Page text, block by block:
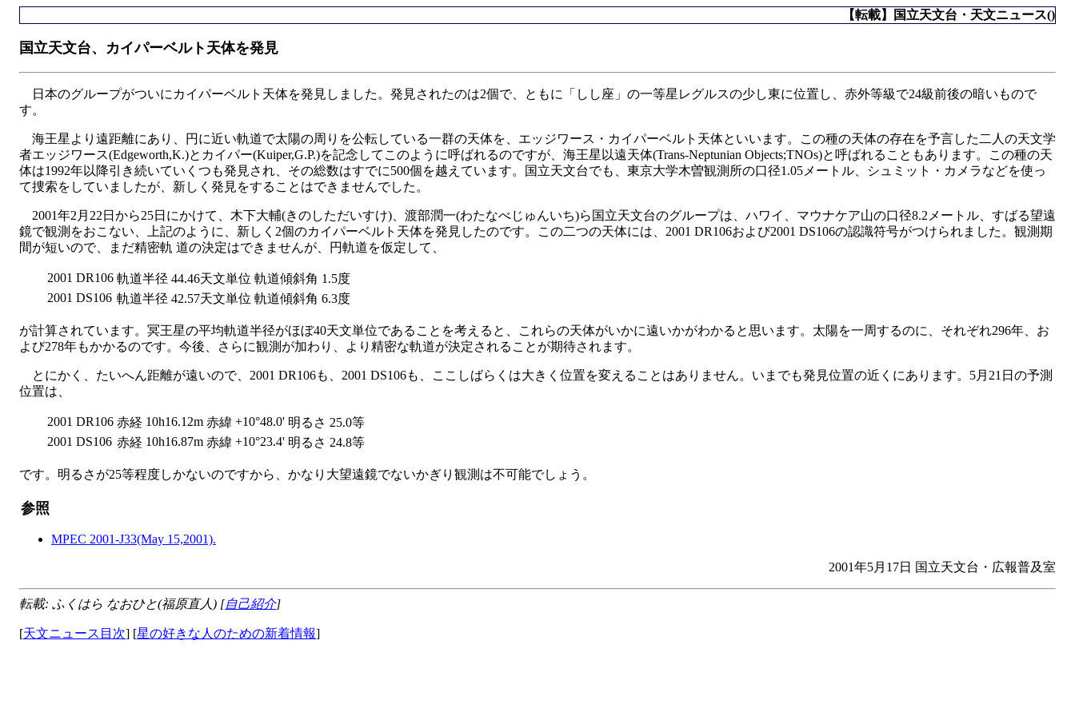
【転載】国立天文台・天文ニュース()
国立天文台、カイパーベルト天体を発見
日本のグループがついにカイパーベルト天体を発見しました。発見されたのは2個で、ともに「しし座」の一等星レグルスの少し東に位置し、赤外等級で24級前後の暗いもので
す。
海王星より遠距離にあり、円に近い軌道で太陽の周りを公転している一群の天体を、エッジワース・カイパーベルト天体といいます。この種の天体の存在を予言した二人の天文学
者エッジワース(Edgeworth,K.)とカイパー(Kuiper,G.P.)を記念してこのように呼ばれるのですが、海王星以遠天体(Trans-Neptunian Objects;TNOs)と呼ばれることもあります。この種の天
体は1992年以降引き続いていくつも発見され、その総数はすでに500個を越えています。国立天文台でも、東京大学木曽観測所の口径1.05メートル、シュミット・カメラなどを使っ
て捜索をしていましたが、新しく発見をすることはできませんでした。
2001年2月22日から25日にかけて、木下大輔(きのしただいすけ)、渡部潤一(わたなべじゅんいち)ら国立天文台のグループは、ハワイ、マウナケア山の口径8.2メートル、すばる望遠
鏡で観測をおこない、上記のように、新しく2個のカイパーベルト天体を発見したのです。この二つの天体には、2001 DR106および2001 DS106の認識符号がつけられました。観測期
間が短いので、まだ精密軌 道の決定はできませんが、円軌道を仮定して、
2001 DR106 軌道半径 44.46天文単位 軌道傾斜角 1.5度
2001 DS106 軌道半径 42.57天文単位 軌道傾斜角 6.3度
が計算されています。冥王星の平均軌道半径がほぼ40天文単位であることを考えると、これらの天体がいかに遠いかがわかると思います。太陽を一周するのに、それぞれ296年、お
よび278年もかかるのです。今後、さらに観測が加わり、より精密な軌道が決定されることが期待されます。
とにかく、たいへん距離が遠いので、2001 DR106も、2001 DS106も、ここしばらくは大きく位置を変えることはありません。いまでも発見位置の近くにあります。5月21日の予測
位置は、
2001 DR106 赤経 10h16.12m 赤緯 +10°48.0' 明るさ 25.0等
2001 DS106 赤経 10h16.87m 赤緯 +10°23.4' 明るさ 24.8等
です。明るさが25等程度しかないのですから、かなり大望遠鏡でないかぎり観測は不可能でしょう。
参照
MPEC 2001-J33(May 15,2001).
2001年5月17日 国立天文台・広報普及室
転載: ふくはら なおひと(福原直人) [自己紹介]
[天文ニュース目次] [星の好きな人のための新着情報]